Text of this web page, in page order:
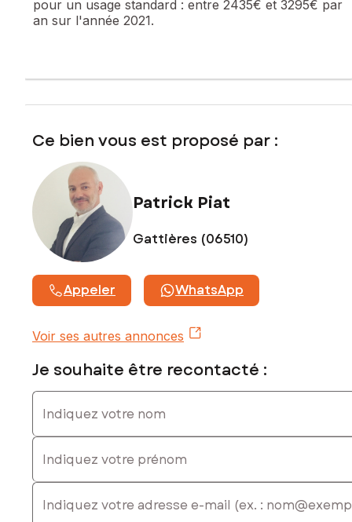
www.georisques.gouv.fr
Contactez votre conseiller SAFTI : Patrick PIAT, Tél. : 06 15
pour un usage standard : entre 2435€ et 3295€ par
an sur l'année 2021.
Ce bien vous est proposé par :
Patrick Piat
Gattières (06510)
Appeler WhatsApp
Voir ses autres annonces
Je souhaite être recontacté :
Indiquez votre nom
Indiquez votre prénom
E-mail